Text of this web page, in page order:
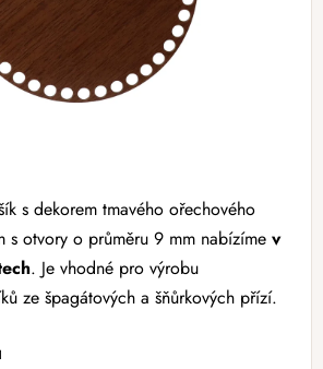
s dekorem tmavého ořechového
s otvory o průměru 9 mm nabízíme v
. Je vhodné pro výrobu
ze špagátových a šňůrkových přízí.